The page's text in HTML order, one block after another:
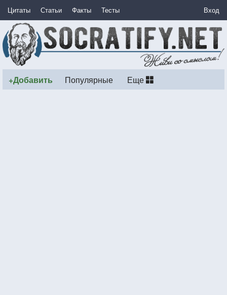
Цитаты Статьи Факты Тесты Вход
+Добавить Популярные Еще